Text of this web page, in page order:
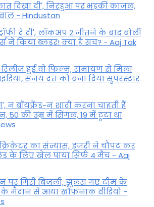
दिखा दी', निरहुआ पर भड़कीं काजल,
- Hindustan
दे दी', लॉकअप 2 जीतने के बाद बोलीं
ने किया ब्लंडर! क्या है सच? - Aaj Tak
हुई वो फिल्म, रामायण से मिला
संजय दत्त को बना दिया सुपरस्टार
न बॉयफ्रेंड-न शादी करना चाहती हैं
50 की उम्र में सिंगल, 19 में टूटा था
का संन्यास, इंजरी ने चौपट कर
के लिए खेल पाया सिर्फ 4 मैच - Aaj
पर गिरी बिजली, झुलस गए टीम के
मैदान से आया खौफनाक वीडियो -